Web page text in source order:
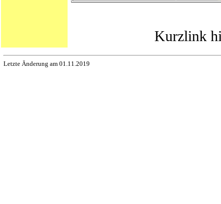
Kurzlink
Letzte Änderung am 01.11.2019